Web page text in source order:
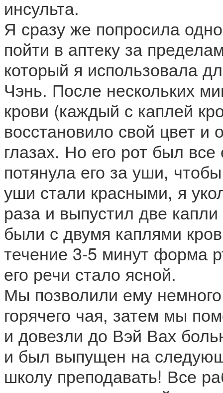
инсульта.
Я сразу же попросила
пойти в аптеку за
который я использовала
Чэнь. После нескольких
крови (каждый с каплей
восстановило свой цвет и
глазах. Но его рот был
потянула его за уши,
уши стали красными, я
раза и выпустил две
были с двумя каплями
течение 3-5 минут форма
его речи стало ясной.
Мы позволили ему
горячего чая, затем мы
и довезли до Вэй Вах
и был выпущен на
школу преподавать! Все